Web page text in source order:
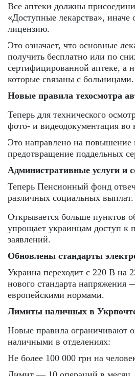
Все аптеки должны
«Доступные лекарства», иначе
лицензию.
Это означает, что основные
получить бесплатно или по
сертифицированной аптеке, а
которые связаны с больницами.
Новые правила техосмотра
Теперь для технического
фото- и видеодокументация во
Это направлено на повышение
предотвращение поддельных
Административные услуги и
Теперь Пенсионный фонд
различных социальных выплат.
Открывается больше пунктов
упрощает украинцам доступ к
заявлений.
Обновлены стандарты
Украина переходит с 220 В на
нового стандарта напряжения
европейскими нормами.
Лимиты наличных в
Новые правила ограничивают
наличными в отделениях:
Не более 100 000 грн на